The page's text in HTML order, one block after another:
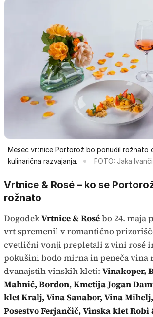
Mesec vrtnice Portorož bo ponudil rožnato
kulinarična razvajanja.
FOTO: Jaka
Vrtnice & Rosé – ko se
rožnato
DogodekVrtnice & Rosébo 24. maja
vrt spremenil v romantično
cvetlični vonji prepletali z vini rosé
pokušini bodo mirna in peneča vina
dvanajstih vinskih kleti: Vinakoper,
Mahnič, Bordon, Kmetija Jogan
klet Kralj, Vina Sanabor, Vina
Posestvo Ferjančič, Vinska klet Robi